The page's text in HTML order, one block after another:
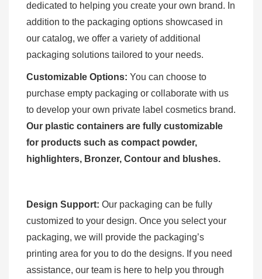
dedicated to helping you create your own brand. In
addition to the packaging options showcased in
our catalog, we offer a variety of additional
packaging solutions tailored to your needs.
Customizable Options: You can choose to
purchase empty packaging or collaborate with us
to develop your own private label cosmetics brand.
Our plastic containers are fully customizable
for products such as compact powder,
highlighters, Bronzer, Contour and blushes.
Design Support: Our packaging can be fully
customized to your design. Once you select your
packaging, we will provide the packaging’s
printing area for you to do the designs. If you need
assistance, our team is here to help you through